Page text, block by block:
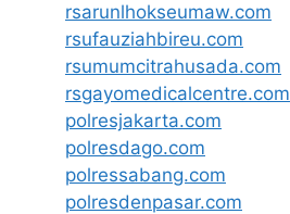
rsarunlhokseumaw.com
rsufauziahbireu.com
rsumumcitrahusada.com
rsgayomedicalcentre.com
polresjakarta.com
polresdago.com
polressabang.com
polresdenpasar.com